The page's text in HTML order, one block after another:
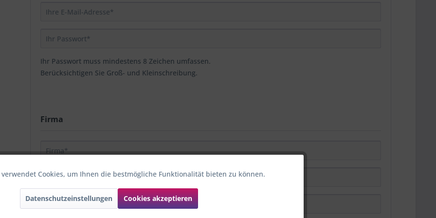
Ihr Passwort muss mindestens 8 Zeichen umfassen.
Berücksichtigen Sie Groß- und Kleinschreibung.
Firma
Aktiv
verwendet Cookies, um Ihnen die bestmögliche Funktionalität bieten zu können.
Datenschutzeinstellungen Cookies akzeptieren